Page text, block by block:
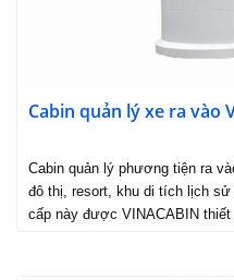
Cabin quản lý xe ra vào
Cabin quản lý phương tiện ra
đô thị, resort, khu di tích lịch
cấp này được VINACABIN thiết